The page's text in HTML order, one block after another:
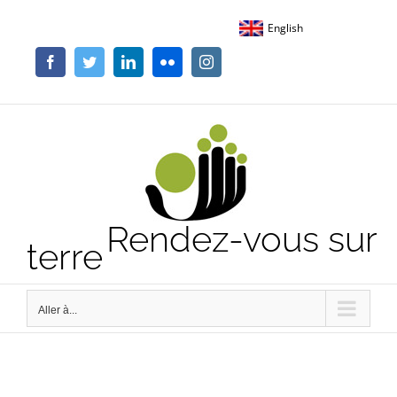
contenu
English
FacebookTwitterLinkedInFlickr Instagram
Rendez-vous sur
terre
Aller à...